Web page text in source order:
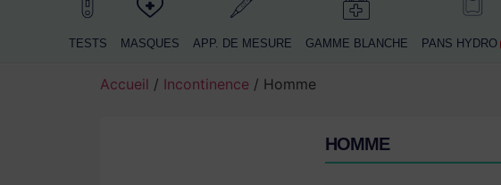
TESTS MASQUES APP. DE MESURE GAMME BLANCHE PANS HYDRO
Accueil / Incontinence / Homme
HOMME